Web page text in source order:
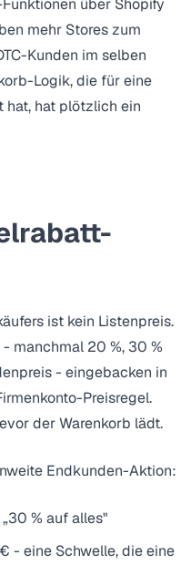
über Shopify
mehr Stores zum
Kunden im selben
Logik, die für eine
hat plötzlich ein
ist kein Listenpreis.
manchmal 20 %, 30 %
- eingebacken in
Preisregel.
der Warenkorb lädt.
Endkunden-Aktion:
% auf alles"
- eine Schwelle, die eine